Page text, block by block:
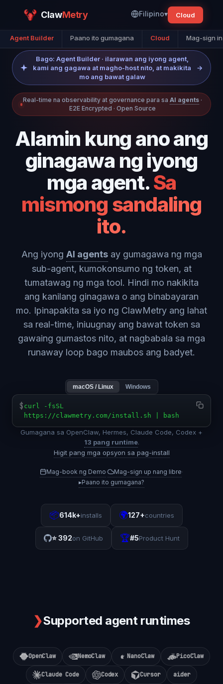
ClawMetry Filipino▾ Cloud
Agent Builder Paano ito gumagana Cloud Mag-sign in
Bago: Agent Builder · ilarawan ang iyong agent,
kami ang gagawa at magho-host nito, at makikita
mo ang bawat galaw
→
Real-time na observability at governance para sa AI agents ·
E2E Encrypted · Open Source
Alamin kung ano ang
ginagawa ng iyong
mga agent.Sa
mismong sandaling
ito.
Ang iyong AI agents ay gumagawa ng mga
sub-agent, kumokonsumo ng token, at
tumatawag ng mga tool. Hindi mo nakikita
ang kanilang ginagawa o ang binabayaran
mo. Ipinapakita sa iyo ng ClawMetry ang lahat
sa real-time, iniuugnay ang bawat token sa
gawaing gumastos nito, at nagbabala sa mga
runaway loop bago maubos ang badyet.
macOS / Linux Windows
$ curl -fsSL
https://clawmetry.com/install.sh | bash
Gumagana sa OpenClaw, Hermes, Claude Code, Codex +
13 pang runtime.
Higit pang mga opsyon sa pag-install
Mag-book ng Demo· Mag-sign up nang libre·
▸Paano ito gumagana?
📦614k+installs 🌍127+countries
⭐392on GitHub 🏆#5Product Hunt
❯Supported agent runtimes
OpenClaw NemoClaw NanoClaw PicoClaw
Claude Code Codex Cursor aider